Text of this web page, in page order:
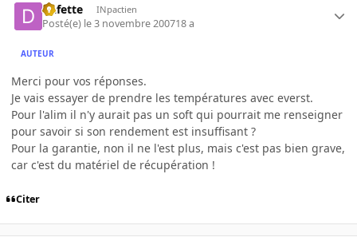
Dafette INpactien
Posté(e) le 3 novembre 200718 a
AUTEUR
Merci pour vos réponses.
Je vais essayer de prendre les températures avec everst.
Pour l'alim il n'y aurait pas un soft qui pourrait me renseigner
pour savoir si son rendement est insuffisant ?
Pour la garantie, non il ne l'est plus, mais c'est pas bien grave,
car c'est du matériel de récupération !
Citer